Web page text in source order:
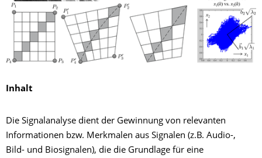
Inhalt
Die Signalanalyse dient der Gewinnung von relevanten
Informationen bzw. Merkmalen aus Signalen (z.B. Audio-,
Bild- und Biosignalen), die die Grundlage für eine